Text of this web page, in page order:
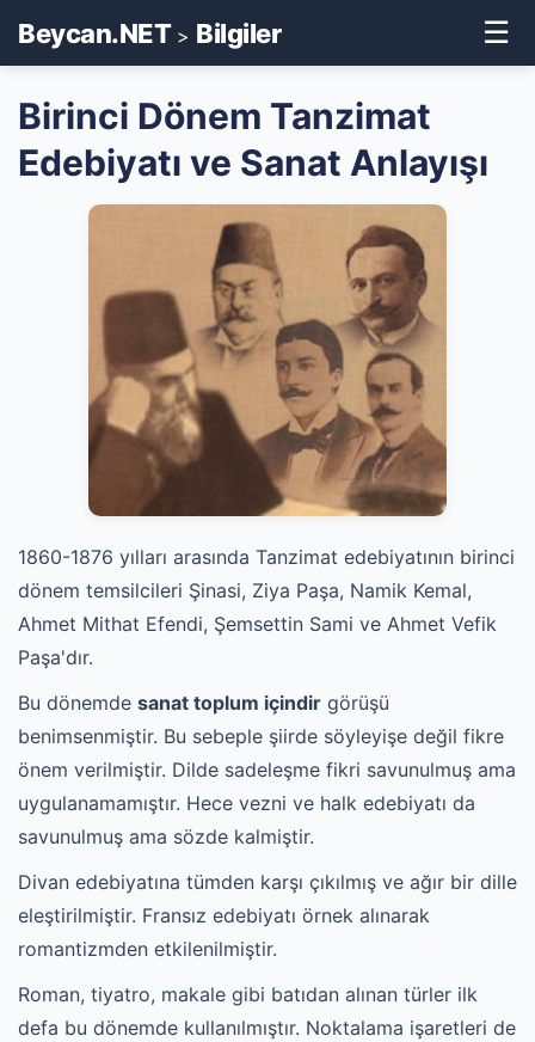
Beycan.NET> Bilgiler ☰
Birinci Dönem Tanzimat
Edebiyatı ve Sanat Anlayışı
1860-1876 yılları arasında Tanzimat edebiyatının birinci
dönem temsilcileri Şinasi, Ziya Paşa, Namik Kemal,
Ahmet Mithat Efendi, Şemsettin Sami ve Ahmet Vefik
Paşa'dır.
Bu dönemde sanat toplum içindir görüşü
benimsenmiştir. Bu sebeple şiirde söyleyişe değil fikre
önem verilmiştir. Dilde sadeleşme fikri savunulmuş ama
uygulanamamıştır. Hece vezni ve halk edebiyatı da
savunulmuş ama sözde kalmiştir.
Divan edebiyatına tümden karşı çıkılmış ve ağır bir dille
eleştirilmiştir. Fransız edebiyatı örnek alınarak
romantizmden etkilenilmiştir.
Roman, tiyatro, makale gibi batıdan alınan türler ilk
defa bu dönemde kullanılmıştır. Noktalama işaretleri de